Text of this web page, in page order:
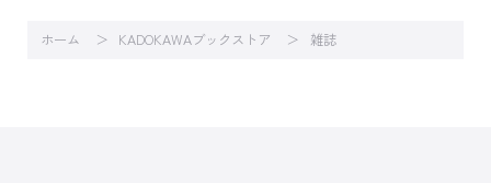
ホーム KADOKAWAブックストア 雑誌